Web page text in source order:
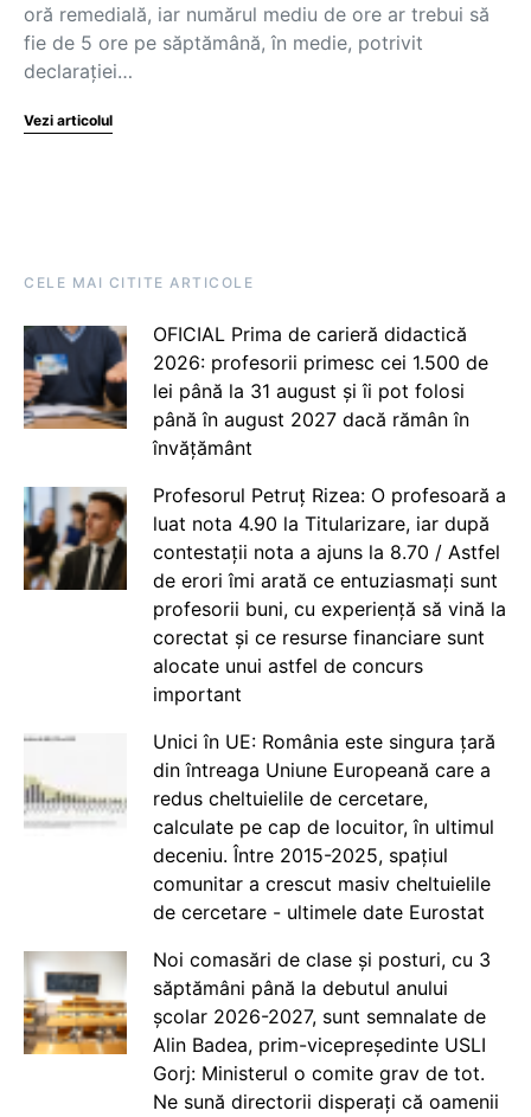
oră remedială, iar numărul mediu de ore ar trebui să
fie de 5 ore pe săptămână, în medie, potrivit
declarației…
Vezi articolul
CELE MAI CITITE ARTICOLE
OFICIAL Prima de carieră didactică
2026: profesorii primesc cei 1.500 de
lei până la 31 august și îi pot folosi
până în august 2027 dacă rămân în
învățământ
Profesorul Petruț Rizea: O profesoară a
luat nota 4.90 la Titularizare, iar după
contestații nota a ajuns la 8.70 / Astfel
de erori îmi arată ce entuziasmați sunt
profesorii buni, cu experiență să vină la
corectat și ce resurse financiare sunt
alocate unui astfel de concurs
important
Unici în UE: România este singura țară
din întreaga Uniune Europeană care a
redus cheltuielile de cercetare,
calculate pe cap de locuitor, în ultimul
deceniu. Între 2015-2025, spațiul
comunitar a crescut masiv cheltuielile
de cercetare - ultimele date Eurostat
Noi comasări de clase și posturi, cu 3
săptămâni până la debutul anului
școlar 2026-2027, sunt semnalate de
Alin Badea, prim-vicepreședinte USLI
Gorj: Ministerul o comite grav de tot.
Ne sună directorii disperați că oamenii